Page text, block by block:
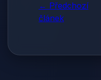
← Předchozí
článek